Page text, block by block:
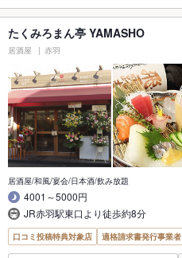
たくみろまん亭 YAMASHO
居酒屋 赤羽
居酒屋/和風/宴会/日本酒/飲み放題
4001～5000円
JR赤羽駅東口より徒歩約8分
口コミ投稿特典対象店 適格請求書発行事業者